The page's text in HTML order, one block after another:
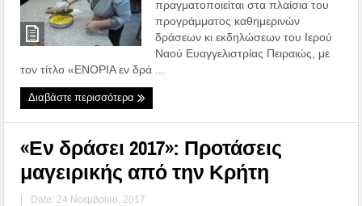
πραγματοποιείται στα πλαίσια του
προγράμματος καθημερινών
δράσεων κι εκδηλώσεων του Ιερού
Ναού Ευαγγελιστρίας Πειραιώς, με
τον τίτλο «ΕΝΟΡΙΑ εν δρά ...
Διαβάστε περισσότερα
«Εν δράσει 2017»: Προτάσεις
μαγειρικής από την Κρήτη
| Date: 24 Νοεμβρίου, 2017